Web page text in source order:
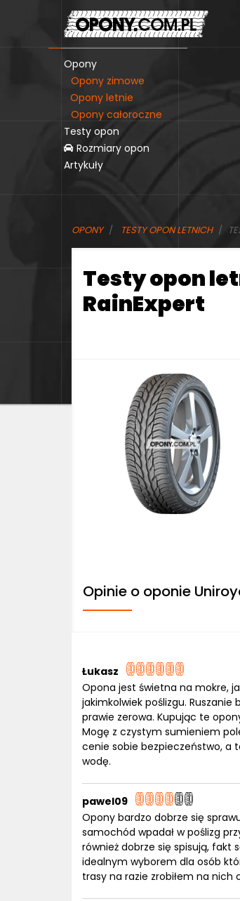
Opony
Opony zimowe
Opony letnie
Opony całoroczne
Testy opon
Rozmiary opon
Artykuły
OPONY TESTY OPON LETNICH
Testy opon
RainExpert
Opinie o oponie
Łukasz
Opona jest świetna na mokre,
jakimkolwiek poślizgu.
prawie zerowa. Kupując te
Mogę z czystym sumieniem
cenie sobie bezpieczeństwo, a
wodę.
pawel09
Opony bardzo dobrze się
samochód wpadał w poślizg
również dobrze się spisują, fakt
idealnym wyborem dla osób
trasy na razie zrobiłem na nich